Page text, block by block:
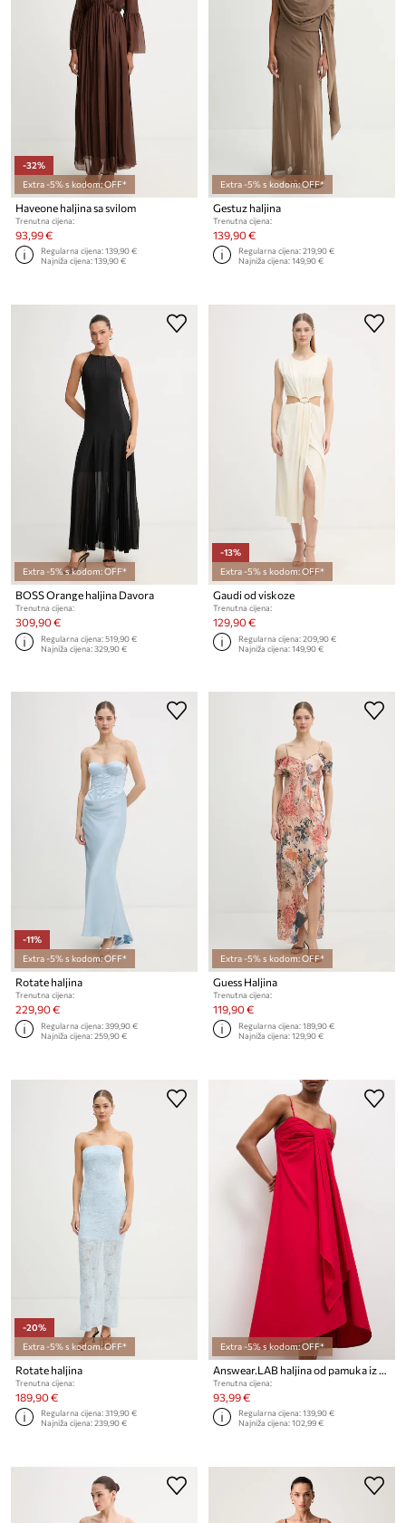
-32%
Extra -5% s kodom: OFF*
Haveone haljina sa svilom
Trenutna cijena:
93,99 €
Regularna cijena:139,90 €
Najniža cijena:139,90 €
Extra -5% s kodom: OFF*
Gestuz haljina
Trenutna cijena:
139,90 €
Regularna cijena:219,90 €
Najniža cijena:149,90 €
Extra -5% s kodom: OFF*
BOSS Orange haljina Davora
Trenutna cijena:
309,90 €
Regularna cijena:519,90 €
Najniža cijena:329,90 €
-13%
Extra -5% s kodom: OFF*
Gaudi od viskoze
Trenutna cijena:
129,90 €
Regularna cijena:209,90 €
Najniža cijena:149,90 €
-11%
Extra -5% s kodom: OFF*
Rotate haljina
Trenutna cijena:
229,90 €
Regularna cijena:399,90 €
Najniža cijena:259,90 €
Extra -5% s kodom: OFF*
Guess Haljina
Trenutna cijena:
119,90 €
Regularna cijena:189,90 €
Najniža cijena:129,90 €
-20%
Extra -5% s kodom: OFF*
Rotate haljina
Trenutna cijena:
189,90 €
Regularna cijena:319,90 €
Najniža cijena:239,90 €
Extra -5% s kodom: OFF*
Trenutna cijena:
93,99 €
Regularna cijena:139,90 €
Najniža cijena:102,99 €